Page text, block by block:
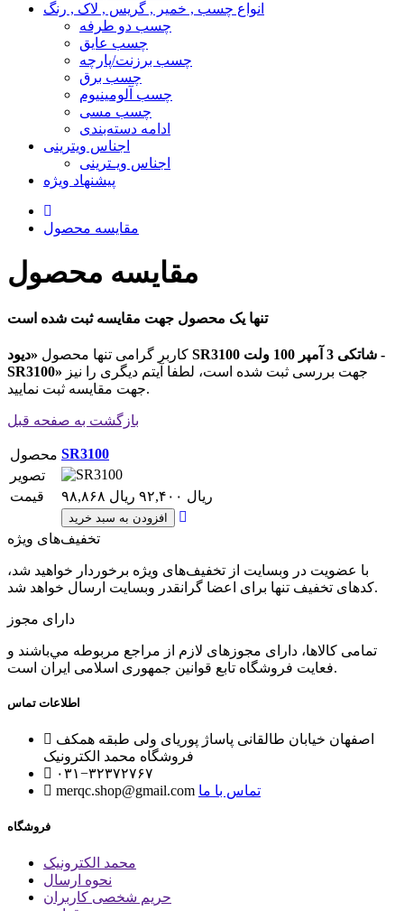
انواع چسب , خمیر , گریس , لاک , رنگ
چسب دو طرفه
چسب عایق
چسب برزنت/پارچه
چسب برق
چسب آلومینیوم
چسب مسی
ادامه دسته‌بندی
اجناس ویترینی
اجناس ویـترینی
پیشنهاد ویژه
مقایسه محصول
مقایسه محصول
تنها یک محصول جهت مقایسه ثبت شده است
کاربر گرامی تنها محصول «دیود SR3100 شاتکی 3 آمپر 100 ولت -
SR3100»
جهت مقایسه ثبت نمایید.
بازگشت به صفحه قبل
محصول SR3100
تصویر
قیمت
۹۸,۸۶۸ ریال ۹۲,۴۰۰ ریال
تخفیف‌های ویژه
با عضویت در وبسایت از تخفیف‌های ویژه برخوردار خواهید شد،
کدهای تخفیف تنها برای اعضا گرانقدر وبسایت ارسال خواهد شد.
دارای مجوز
تمامی كالاها، دارای مجوزهای لازم از مراجع مربوطه مي‌باشند و
فعایت فروشگاه تابع قوانين جمهوری اسلامی ايران است.
اطلاعات تماس
فروشگاه محمد الکترونیک
۰۳۱−۳۲۳۷۲۷۶۷
merqc.shop@gmail.com تماس با ما
فروشگاه
محمد الکترونیک
نحوه ارسال
حریم شخصی کاربران